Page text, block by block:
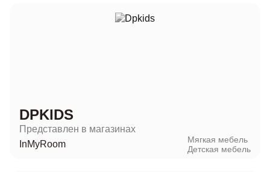
DPKIDS
Представлен в магазинах
InMyRoom
Мягкая мебель
Детская мебель